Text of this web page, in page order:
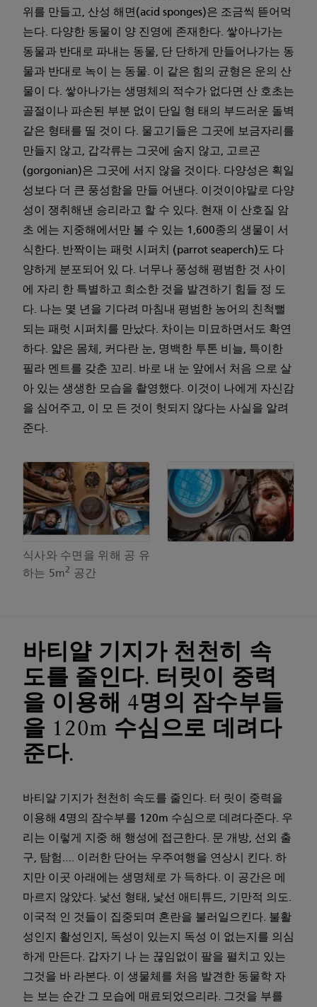
위를 만들고, 산성 해면(acid sponges)은 조금씩 뜯어먹
는다. 다양한 동물이 양 진영에 존재한다. 쌓아나가는
동물과 반대로 파내는 동물, 단 단하게 만들어나가는 동
물과 반대로 녹이 는 동물. 이 같은 힘의 균형은 운의 산
물이 다. 쌓아나가는 생명체의 적수가 없다면 산 호초는
골절이나 파손된 부분 없이 단일 형 태의 부드러운 돌벽
같은 형태를 띨 것이 다. 물고기들은 그곳에 보금자리를
만들지 않고, 갑각류는 그곳에 숨지 않고, 고르곤
(gorgonian)은 그곳에 서지 않을 것이다. 다양성은 획일
성보다 더 큰 풍성함을 만들 어낸다. 이것이야말로 다양
성이 쟁취해낸 승리라고 할 수 있다. 현재 이 산호질 암
초 에는 지중해에서만 볼 수 있는 1,600종의 생물이 서
식한다. 반짝이는 패럿 시퍼치 (parrot seaperch)도 다
양하게 분포되어 있 다. 너무나 풍성해 평범한 것 사이
에 자리 한 특별하고 희소한 것을 발견하기 힘들 정 도
다. 나는 몇 년을 기다려 마침내 평범한 농어의 친척뻘
되는 패럿 시퍼치를 만났다. 차이는 미묘하면서도 확연
하다. 얇은 몸체, 커다란 눈, 명백한 투톤 비늘, 특이한
필라 멘트를 갖춘 꼬리. 바로 내 눈 앞에서 처음 으로 살
아 있는 생생한 모습을 촬영했다. 이것이 나에게 자신감
을 심어주고, 이 모 든 것이 헛되지 않다는 사실을 알려
준다.
식사와 수면을 위해 공 유
하는 5m2 공간
바티얄 기지가 천천히 속
도를 줄인다. 터릿이 중력
을 이용해 4명의 잠수부들
을 120m 수심으로 데려다
준다.
바티얄 기지가 천천히 속도를 줄인다. 터 릿이 중력을
이용해 4명의 잠수부를 120m 수심으로 데려다준다. 우
리는 이렇게 지중 해 행성에 접근한다. 문 개방, 선외 출
구, 탐험…. 이러한 단어는 우주여행을 연상시 킨다. 하
지만 이곳 아래에는 생명체로 가 득하다. 이 공간은 메
마르지 않았다. 낯선 형태, 낯선 애티튜드, 기만적 의도.
이국적 인 것들이 집중되며 혼란을 불러일으킨다. 불활
성인지 활성인지, 독성이 있는지 독성 이 없는지를 의심
하게 만든다. 갑자기 나 는 끊임없이 팔을 펼치고 있는
그것을 바 라본다. 이 생물체를 처음 발견한 동물학 자
는 보는 순간 그 모습에 매료되었으리라. 그것을 부를